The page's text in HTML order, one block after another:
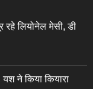
रहे लियोनेल मेसी, डी
ने किया कियारा